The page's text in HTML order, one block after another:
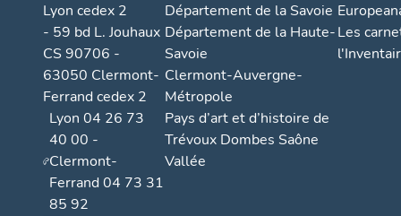
Lyon cedex 2
- 59 bd L. Jouhaux
CS 90706 -
63050 Clermont-
Ferrand cedex 2
Lyon 04 26 73
40 00 -
Clermont-
Ferrand 04 73 31
85 92
Département de la Savoie
Département de la Haute-
Savoie
Clermont-Auvergne-
Métropole
Pays d’art et d’histoire de
Trévoux Dombes Saône
Vallée
Les